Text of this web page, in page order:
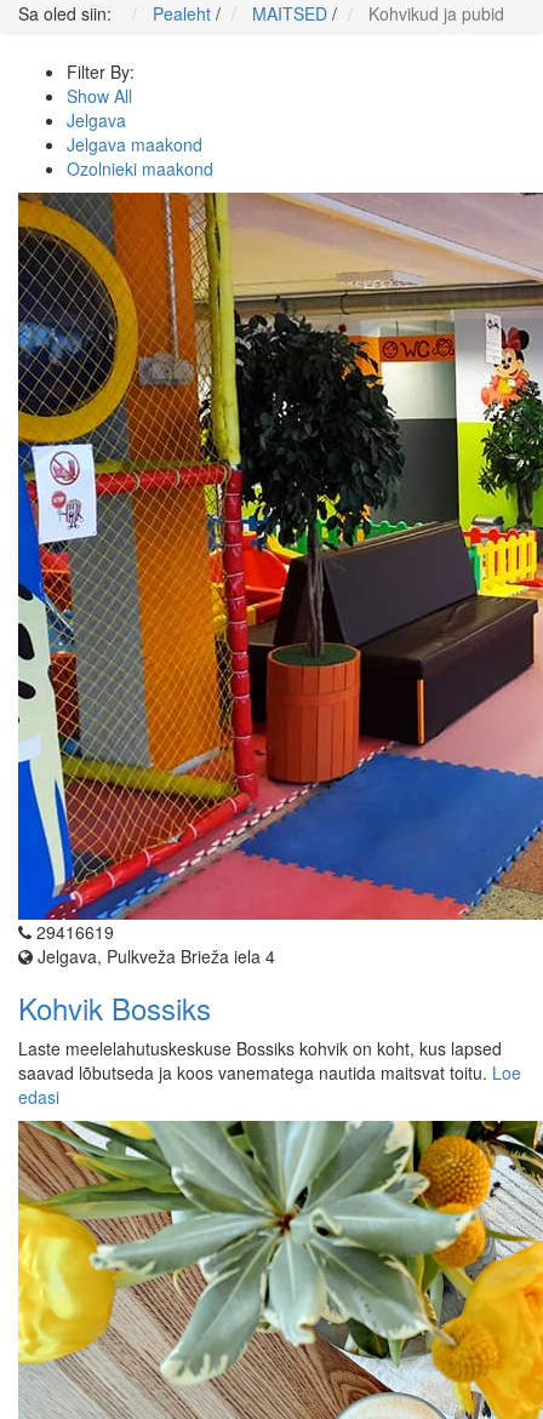
Sa oled siin:
Pealeht / MAITSED / Kohvikud ja pubid
Filter By:
Show All
Jelgava
Jelgava maakond
Ozolnieki maakond
29416619
Jelgava, Pulkveža Brieža iela 4
Kohvik Bossiks
Laste meelelahutuskeskuse Bossiks kohvik on koht, kus lapsed
saavad lõbutseda ja koos vanematega nautida maitsvat toitu. Loe
edasi